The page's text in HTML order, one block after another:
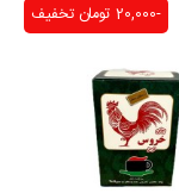
تخفیف -20,000 تومان